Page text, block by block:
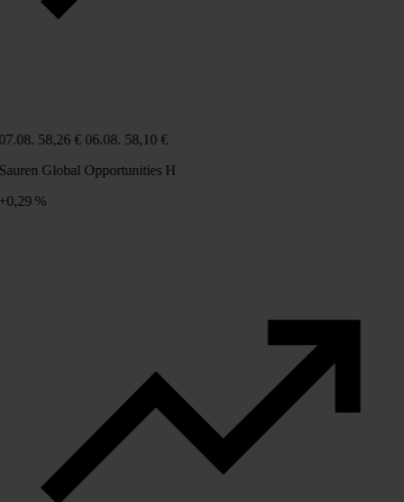
58,26 € 06.08. 58,10 €
Global Opportunities H
%